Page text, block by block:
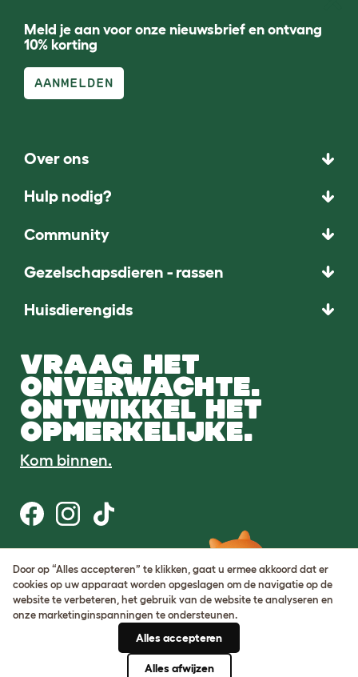
Meld je aan voor onze nieuwsbrief en ontvang
10% korting
AANMELDEN
Over ons
Hulp nodig?
Community
Gezelschapsdieren - rassen
Huisdierengids
VRAAG HET
ONVERWACHTE.
ONTWIKKEL HET
OPMERKELIJKE.
Kom binnen.
Gebruiksvoorwaarden
Cookie & privacybeleid
Cookie Settings
Sitemap
BTW-nummer: DE317631106
Door op “Alles accepteren” te klikken, gaat u ermee akkoord dat er
cookies op uw apparaat worden opgeslagen om de navigatie op de
website te verbeteren, het gebruik van de website te analyseren en
onze marketinginspanningen te ondersteunen.
Alles accepteren
Alles afwijzen